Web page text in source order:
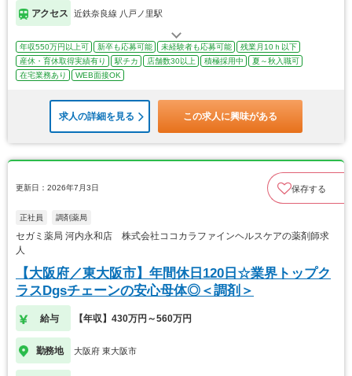
アクセス 近鉄奈良線 八戸ノ里駅
年収550万円以上可 新卒も応募可能 未経験者も応募可能
残業月10ｈ以下
産休・育休取得実績有り
駅チカ 店舗数30以上 積極採用中
夏～秋入職可
在宅業務あり
WEB面接OK
求人の詳細を見る この求人に興味がある
更新日：2026年7月3日 保存する
正社員 調剤薬局
セガミ薬局 河内永和店 株式会社ココカラファインヘルスケアの薬剤師求
人
【大阪府／東大阪市】年間休日120日☆業界トップク
ラスDgsチェーンの安心母体◎＜調剤＞
給与 【年収】430万円～560万円
勤務地 大阪府 東大阪市